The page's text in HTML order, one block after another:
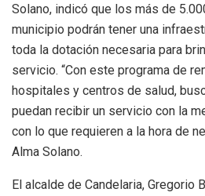
Solano, indicó que los más de
municipio podrán tener una
toda la dotación necesaria para
servicio. “Con este programa de
hospitales y centros de salud,
puedan recibir un servicio con la
con lo que requieren a la hora de
Alma Solano.
El alcalde de Candelaria, Gregorio